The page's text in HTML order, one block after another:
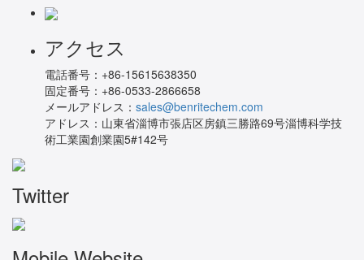
アクセス
電話番号： +86-15615638350
固定番号： +86-0533-2866658
メールアドレス： sales@benritechem.com
アドレス： 山東省淄博市張店区房鎮三勝路69号淄博科学技
術工業園創業園5#142号
Twitter